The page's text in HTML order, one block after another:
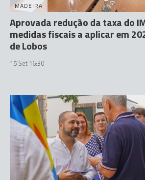
MADEIRA
Aprovada redução da taxa do
medidas fiscais a aplicar em
de Lobos
15 Set 16:30